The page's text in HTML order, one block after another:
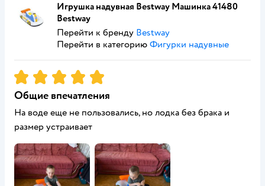
Игрушка надувная Bestway Машинка 41480
Bestway
Перейти к бренду Bestway
Перейти в категорию Фигурки надувные
Рейтинг:5
Общие впечатления
На воде еще не пользовались, но лодка без брака и
размер устраивает